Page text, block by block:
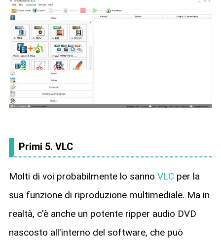
Primi 5. VLC
Molti di voi probabilmente lo sanno VLCper la
sua funzione di riproduzione multimediale. Ma in
realtà, c'è anche un potente ripper audio DVD
nascosto all'interno del software, che può